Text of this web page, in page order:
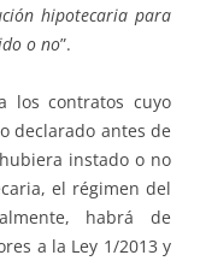
hipotecaria para
o no”.
los contratos cuyo
declarado antes de
instado o no
el régimen del
habrá de
a la Ley 1/2013 y